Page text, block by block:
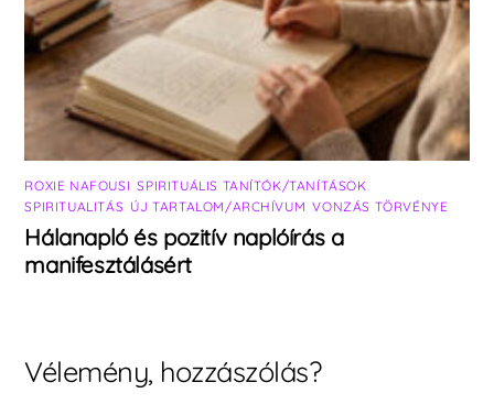
ROXIE NAFOUSI ,SPIRITUÁLIS TANÍTÓK/TANÍTÁSOK
SPIRITUALITÁS ÚJ TARTALOM/ARCHÍVUM ,VONZÁS TÖRVÉNYE
Hálanapló és pozitív naplóírás a
manifesztálásért
Vélemény, hozzászólás?